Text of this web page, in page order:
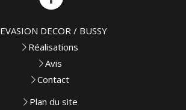
EVASION DECOR / BUSSY
Réalisations
Avis
Contact
Plan du site